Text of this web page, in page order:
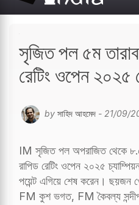
or more
books. Valid
সৃজিত পল ৫ম
রেটিং ওপেন ২০২৫
by সাহিদ আহমেদ - 21/09/
IM সৃজিত পল অপরাজিত থেকে ৮.৫
রাপিড রেটিং ওপেন ২০২৫
পয়েন্ট এগিয়ে শেষ করেন।
FM কুশ ভগত, FM কৈবল্য সন্দীপ